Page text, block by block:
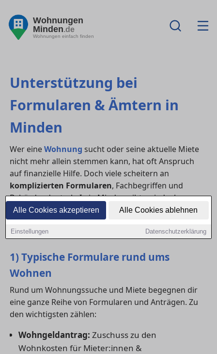
Alle Cookies akzeptieren Alle Cookies ablehnen
Einstellungen Datenschutzerklärung
Wohnungen
Minden.de
Wohnungen einfach finden
Unterstützung bei
Formularen & Ämtern in
Minden
Wer eineWohnung sucht oder seine aktuelle Miete
nicht mehr allein stemmen kann, hat oft Anspruch
auf finanzielle Hilfe. Doch viele scheitern an
komplizierten Formularen, Fachbegriffen und
Behördendeutsch. In in Minden gibt es jedoch
verschiedene Stellen, die dich beim Ausfüllen von
Anträgen und im Kontakt mit Ämtern unterstützen –
damit dein Antrag nicht an Formalitäten scheitert.
1) Typische Formulare rund ums
Wohnen
Rund um Wohnungssuche und Miete begegnen dir
eine ganze Reihe von Formularen und Anträgen. Zu
den wichtigsten zählen:
Wohngeldantrag: Zuschuss zu den
Wohnkosten für Mieter:innen &